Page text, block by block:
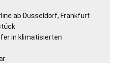
ab Düsseldorf, Frankfurt
in klimatisierten